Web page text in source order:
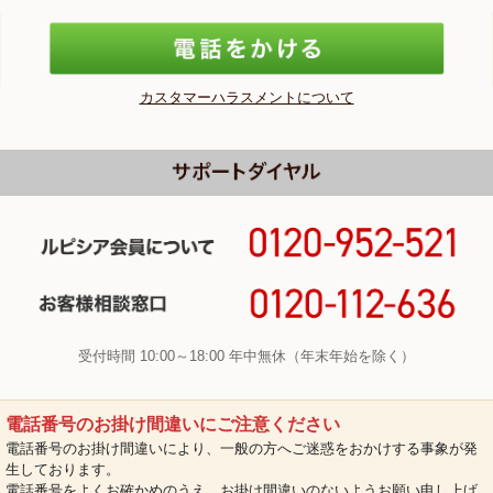
カスタマーハラスメントについて
受付時間 10:00～18:00 年中無休（年末年始を除く）
電話番号のお掛け間違いにご注意ください
電話番号のお掛け間違いにより、一般の方へご迷惑をおかけする事象が発
生しております。